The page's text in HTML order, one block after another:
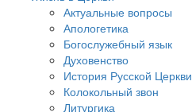
Актуальные вопросы
Апологетика
Богослужебный язык
Духовенство
История Русской Церкви
Колокольный звон
Литургика